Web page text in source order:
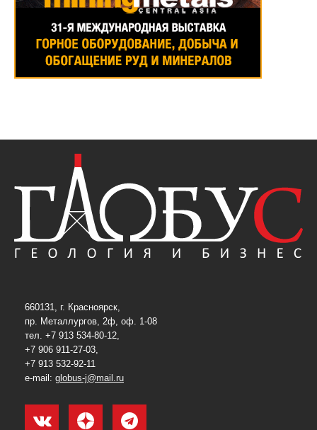
660131, г. Красноярск,
пр. Металлургов, 2ф, оф. 1-08
тел. +7 913 534-80-12,
+7 906 911-27-03,
+7 913 532-92-11
e-mail: globus-j@mail.ru